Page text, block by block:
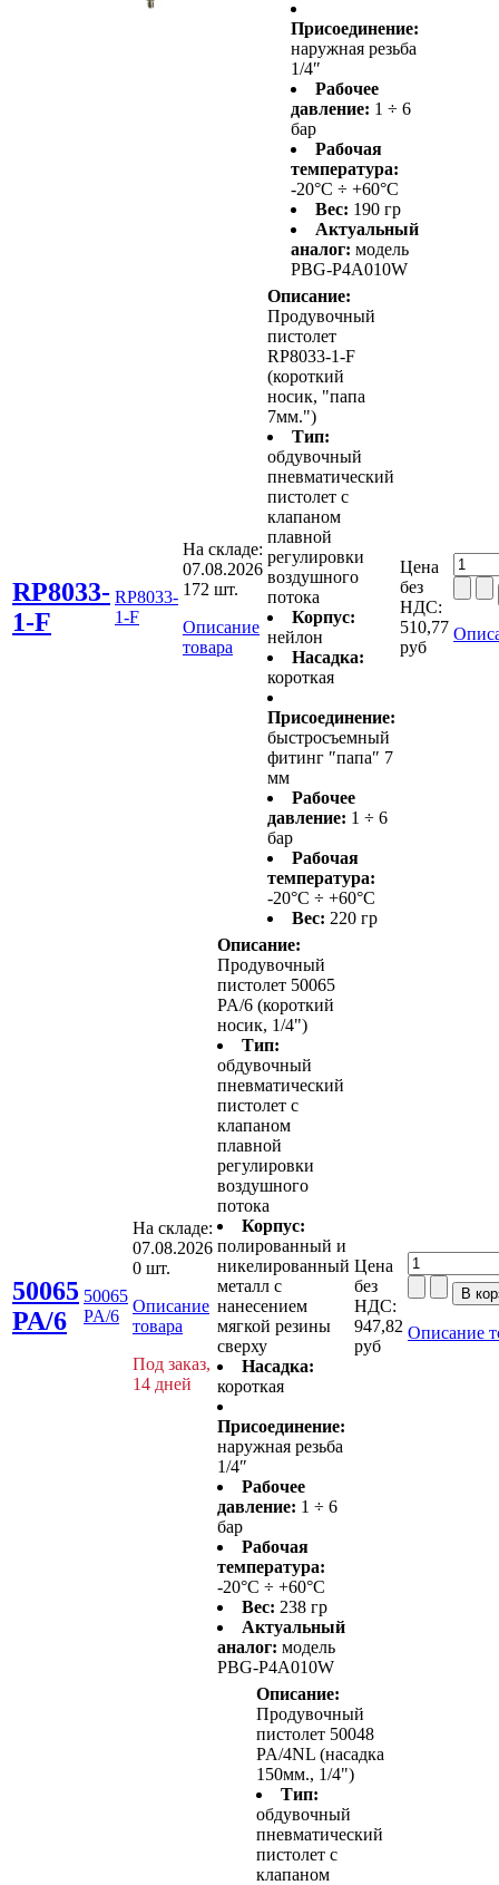
Присоединение:
наружная резьба
1/4″
Рабочее
давление: 1 ÷ 6
бар
Рабочая
температура:
-20°C ÷ +60°C
Вес: 190 гр
Актуальный
аналог: модель
PBG-P4A010W
RP8033-
1-F
RP8033-
1-F
На складе:
07.08.2026
172 шт.
Описание
товара
Описание:
Продувочный
пистолет
RP8033-1-F
(короткий
носик, "папа
7мм.")
Тип:
обдувочный
пневматический
пистолет с
клапаном
плавной
регулировки
воздушного
потока
Корпус:
нейлон
Насадка:
короткая
Присоединение:
быстросъемный
фитинг ″папа″ 7
мм
Рабочее
давление: 1 ÷ 6
бар
Рабочая
температура:
-20°C ÷ +60°C
Вес: 220 гр
Цена
без
НДС:
510,77
руб
50065
PA/6
50065
PA/6
На складе:
07.08.2026
0 шт.
Описание
товара
Под заказ,
14 дней
Описание:
Продувочный
пистолет 50065
PA/6 (короткий
носик, 1/4")
Тип:
обдувочный
пневматический
пистолет с
клапаном
плавной
регулировки
воздушного
потока
Корпус:
полированный и
никелированный
металл с
нанесением
мягкой резины
сверху
Насадка:
короткая
Присоединение:
наружная резьба
1/4″
Рабочее
давление: 1 ÷ 6
бар
Рабочая
температура:
-20°C ÷ +60°C
Вес: 238 гр
Актуальный
аналог: модель
PBG-P4A010W
Цена
без
НДС:
947,82
руб
Описание
Описание:
Продувочный
пистолет 50048
PA/4NL (насадка
150мм., 1/4")
Тип:
обдувочный
пневматический
пистолет с
клапаном